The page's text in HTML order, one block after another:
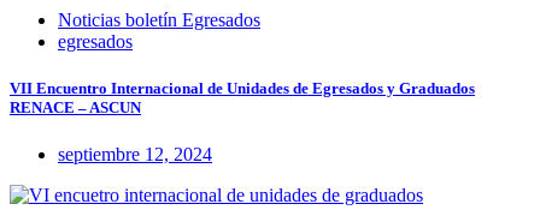
Noticias boletín Egresados
egresados
VII Encuentro Internacional de Unidades de Egresados y Graduados
RENACE – ASCUN
septiembre 12, 2024